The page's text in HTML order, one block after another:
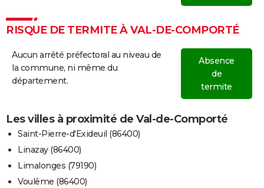
RISQUE DE TERMITE À VAL-DE-COMPORTÉ
Aucun arrêté préfectoral au niveau de
la commune, ni même du
département.
Absence
de
termite
Les villes à proximité de Val-de-Comporté
Saint-Pierre-d'Exideuil (86400)
Linazay (86400)
Limalonges (79190)
Voulême (86400)